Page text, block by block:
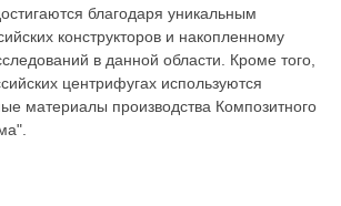
благодаря уникальным
конструкторов и накопленному
в данной области. Кроме того,
центрифугах используются
материалы производства Композитного